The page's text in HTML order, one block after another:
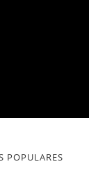
POPULARES